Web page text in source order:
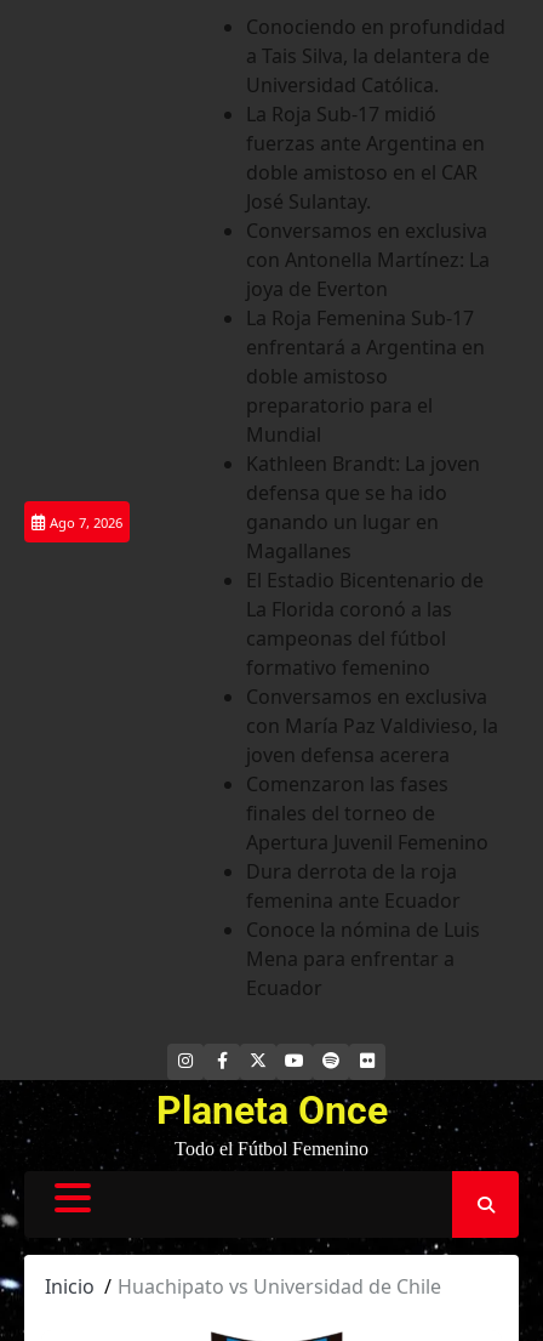
Ago 7, 2026
Conociendo en profundidad
a Tais Silva, la delantera de
Universidad Católica.
La Roja Sub-17 midió
fuerzas ante Argentina en
doble amistoso en el CAR
José Sulantay.
Conversamos en exclusiva
con Antonella Martínez: La
joya de Everton
La Roja Femenina Sub-17
enfrentará a Argentina en
doble amistoso
preparatorio para el
Mundial
Kathleen Brandt: La joven
defensa que se ha ido
ganando un lugar en
Magallanes
El Estadio Bicentenario de
La Florida coronó a las
campeonas del fútbol
formativo femenino
Conversamos en exclusiva
con María Paz Valdivieso, la
joven defensa acerera
Comenzaron las fases
finales del torneo de
Apertura Juvenil Femenino
Dura derrota de la roja
femenina ante Ecuador
Conoce la nómina de Luis
Mena para enfrentar a
Ecuador
INSTAGRAM
FACEBOOK YOUTUBE
SPOTIFYFLICKR
Planeta Once
Todo el Fútbol Femenino
Inicio Huachipato vs Universidad de Chile